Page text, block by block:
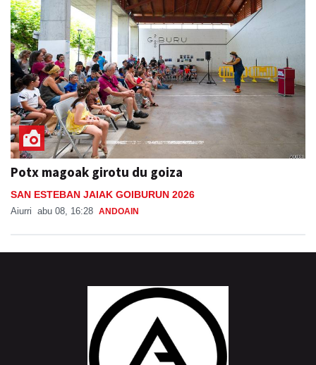
Potx magoak girotu du goiza
SAN ESTEBAN JAIAK GOIBURUN 2026
Aiurri abu 08, 16:28 ANDOAIN